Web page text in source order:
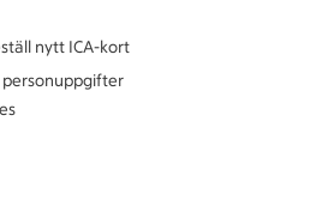
nytt ICA-kort
personuppgifter